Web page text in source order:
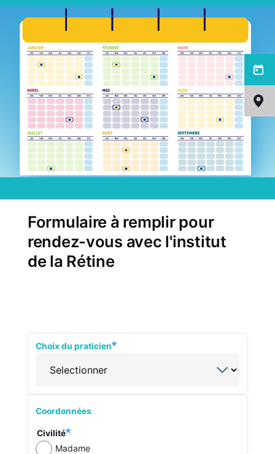
Menu
latéral
Formulaire à remplir pour
rendez-vous avec l'institut
de la Rétine
Groupe
du
Choix du praticien
Coordonnées
Coordonnées
Colonne
gauche
Civilité
Madame